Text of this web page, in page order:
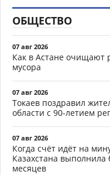
ОБЩЕСТВО
07 авг 2026
Как в Астане очищают
мусора
07 авг 2026
Токаев поздравил
области с 90-летием
07 авг 2026
Когда счёт идёт на
Казахстана выполнила
месяцев